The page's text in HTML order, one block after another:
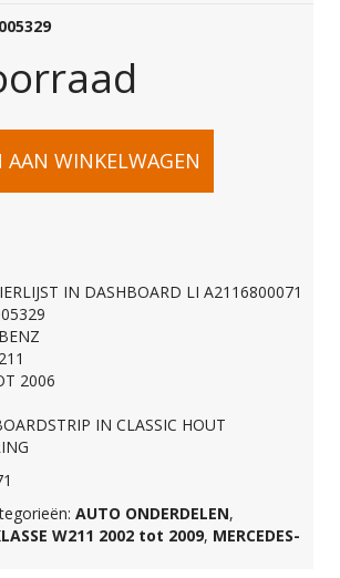
AAN WINKELWAGEN
IN DASHBOARD LI A2116800071
2006
IN CLASSIC HOUT
AUTO ONDERDELEN,
W211 2002 tot 2009, MERCEDES-